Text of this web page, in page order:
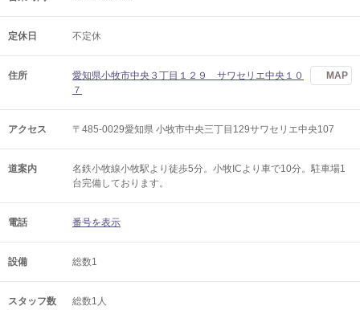
定休日 不定休
住所
愛知県小牧市中央３丁目１２９ サワセリエ中央１０
７
MAP
アクセス 〒485-0029愛知県 小牧市中央三丁目129サワセリエ中央107
道案内
名鉄小牧線小牧駅より徒歩5分。小牧ICより車で10分。駐車場1
台完備しております。
電話 番号を表示
設備 総数1
スタッフ数 総数1人